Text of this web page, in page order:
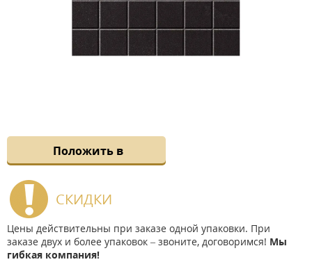
Положить в
СКИДКИ
Цены действительны при заказе одной упаковки. При
заказе двух и более упаковок – звоните, договоримся! Мы
гибкая компания!